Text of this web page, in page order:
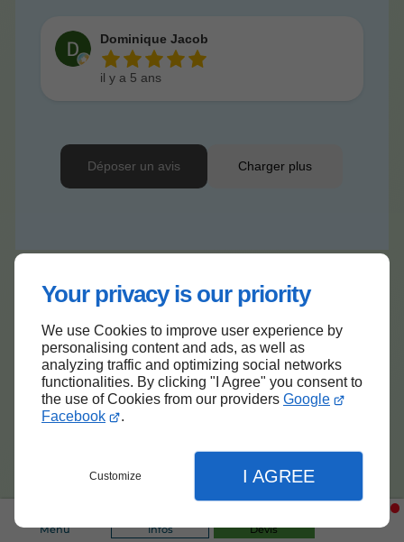
Your privacy is our priority
We use Cookies to improve user experience by
personalising content and ads, as well as
analyzing traffic and optimizing social networks
functionalities. By clicking "I Agree" you consent to
the use of Cookies from our providers Google
Facebook
.
Customize I AGREE
Menu Infos Devis
Nos installations en images
Découvrez un aperçu de nos
réalisations en climatisation, pompes
à chaleur, solaire et poêles.